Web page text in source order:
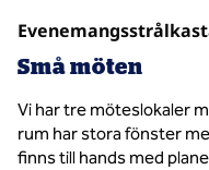
Små möten
Vi har tre möteslokaler
rum har stora fönster
finns till hands med